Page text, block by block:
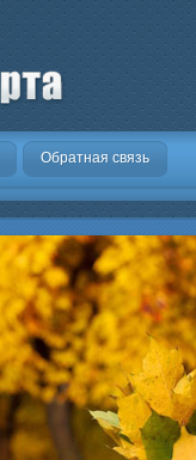
Обратная связь